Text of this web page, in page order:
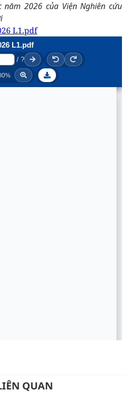
2026 của Viện Nghiên cứu
L1.pdf
QUAN